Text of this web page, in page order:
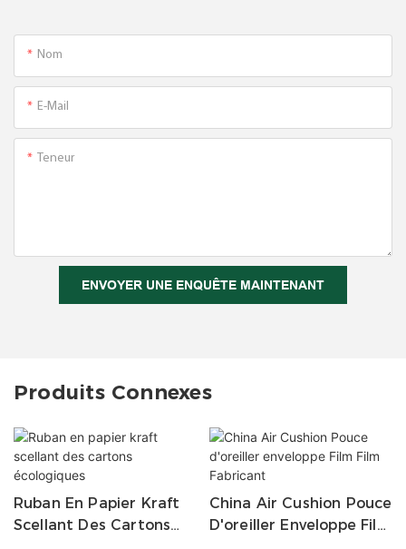
Nom
E-Mail
Teneur
ENVOYER UNE ENQUÊTE MAINTENANT
Produits Connexes
Ruban En Papier Kraft
Scellant Des Cartons
China Air Cushion Pouce
D'oreiller Enveloppe Film